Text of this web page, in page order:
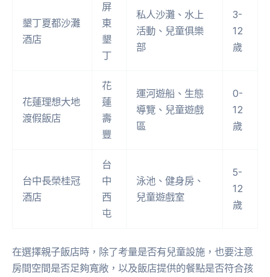
墾丁夏都沙灘
酒店
屏
東
墾
丁
私人沙灘、水上
活動、兒童俱樂
部
3-
12
歲
花蓮理想大地
渡假飯店
花
蓮
壽
豐
運河遊船、生態
導覽、兒童遊戲
區
0-
12
歲
台中長榮桂冠
酒店
台
中
西
屯
泳池、健身房、
兒童遊戲室
5-
12
歲
在選擇親子飯店時，除了考量是否有兒童設施，也要注意
房間空間是否足夠寬敞，以及飯店提供的餐點是否符合孩